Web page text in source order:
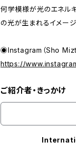
何学模様が光のエネル
の光が生まれるイメージ
◉Instagram（Sho
https://
ご紹介者・きっかけ